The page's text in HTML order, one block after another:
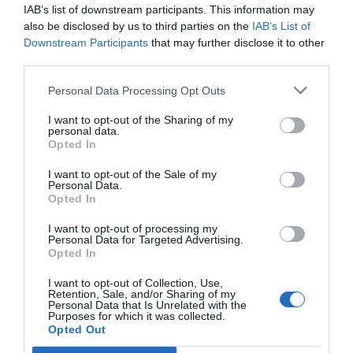
IAB’s list of downstream participants. This information may
also be disclosed by us to third parties on the IAB’s List of
Downstream Participants that may further disclose it to other
Personal Data Processing Opt Outs
I want to opt-out of the Sharing of my
personal data.
Opted In
I want to opt-out of the Sale of my
Personal Data.
Opted In
I want to opt-out of processing my
Personal Data for Targeted Advertising.
Opted In
I want to opt-out of Collection, Use,
Retention, Sale, and/or Sharing of my
Personal Data that Is Unrelated with the
Purposes for which it was collected.
Opted Out